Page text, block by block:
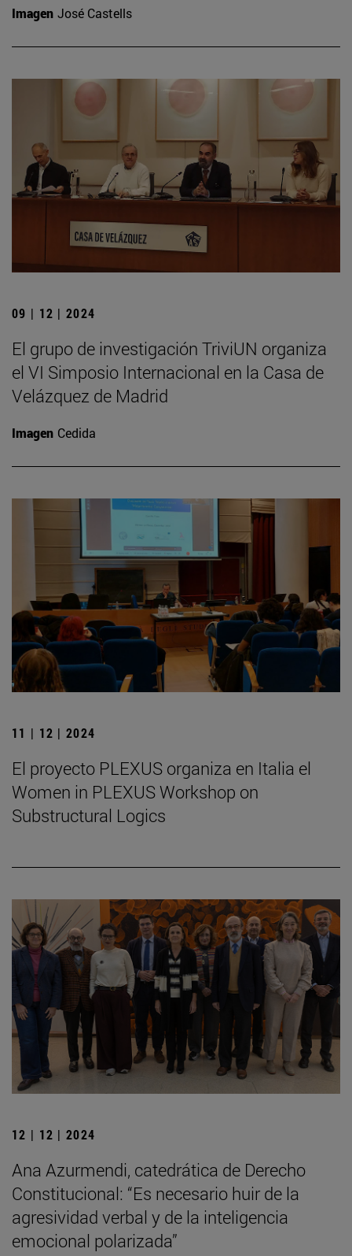
Imagen José Castells
09 | 12 | 2024
El grupo de investigación TriviUN organiza
el VI Simposio Internacional en la Casa de
Velázquez de Madrid
Imagen Cedida
11 | 12 | 2024
El proyecto PLEXUS organiza en Italia el
Women in PLEXUS Workshop on
Substructural Logics
12 | 12 | 2024
Ana Azurmendi, catedrática de Derecho
Constitucional: “Es necesario huir de la
agresividad verbal y de la inteligencia
emocional polarizada”